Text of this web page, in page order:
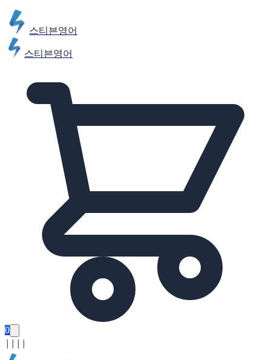
스티븐영어
스티븐영어
0